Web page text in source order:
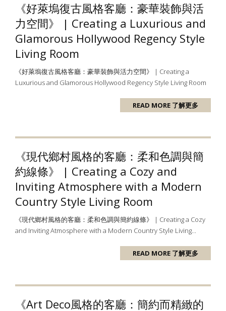
《好萊塢復古風格客廳：豪華裝飾與活
力空間》 | Creating a Luxurious and
Glamorous Hollywood Regency Style
Living Room
《好萊塢復古風格客廳：豪華裝飾與活力空間》 | Creating a
Luxurious and Glamorous Hollywood Regency Style Living Room
READ MORE 了解更多
《現代鄉村風格的客廳：柔和色調與簡
約線條》 | Creating a Cozy and
Inviting Atmosphere with a Modern
Country Style Living Room
《現代鄉村風格的客廳：柔和色調與簡約線條》 | Creating a Cozy
and Inviting Atmosphere with a Modern Country Style Living...
READ MORE 了解更多
《Art Deco風格的客廳：簡約而精緻的